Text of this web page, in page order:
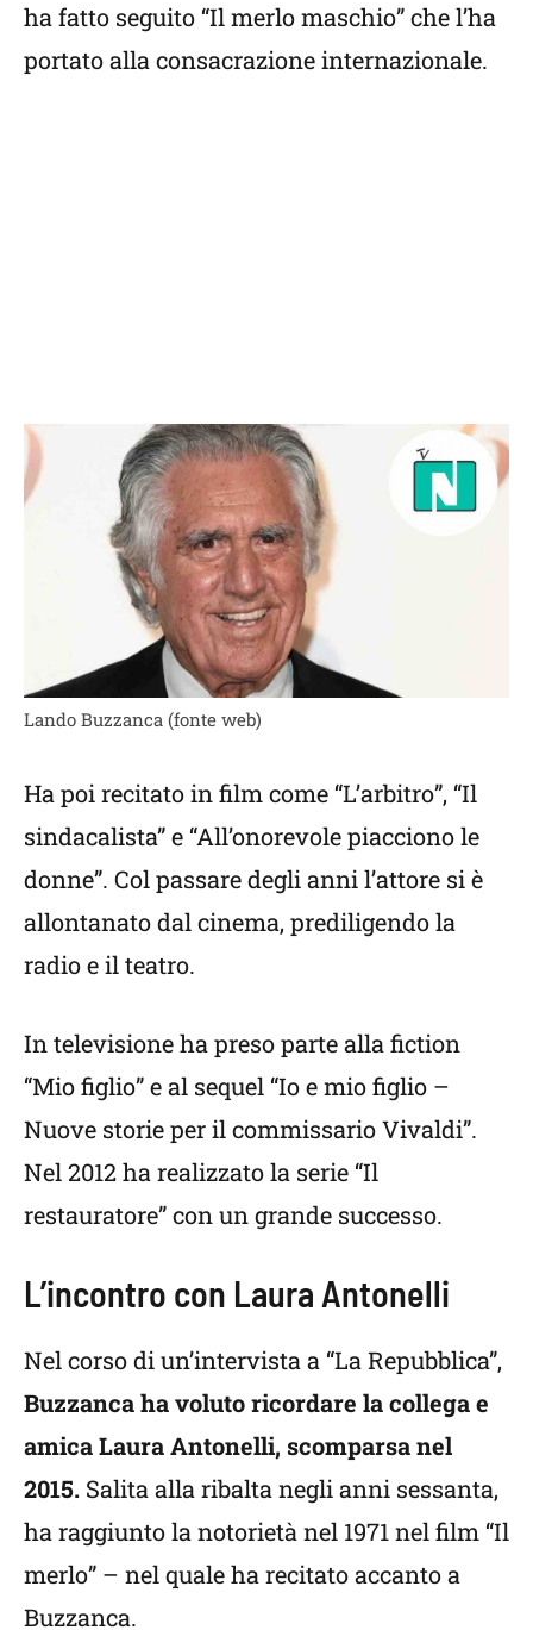
ha fatto seguito “Il merlo maschio” che l’ha
portato alla consacrazione internazionale.
Lando Buzzanca (fonte web)
Ha poi recitato in film come “L’arbitro”, “Il
sindacalista” e “All’onorevole piacciono le
donne”. Col passare degli anni l’attore si è
allontanato dal cinema, prediligendo la
radio e il teatro.
In televisione ha preso parte alla fiction
“Mio figlio” e al sequel “Io e mio figlio –
Nuove storie per il commissario Vivaldi”.
Nel 2012 ha realizzato la serie “Il
restauratore” con un grande successo.
L’incontro con Laura Antonelli
Nel corso di un’intervista a “La Repubblica”,
Buzzanca ha voluto ricordare la collega e
amica Laura Antonelli, scomparsa nel
2015. Salita alla ribalta negli anni sessanta,
ha raggiunto la notorietà nel 1971 nel film “Il
merlo” – nel quale ha recitato accanto a
Buzzanca.